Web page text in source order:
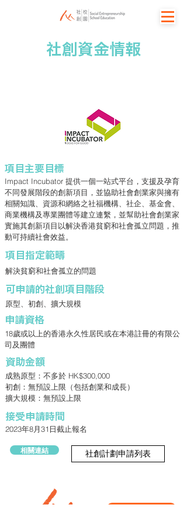
社創資金情報
項目主要目標
Impact Incubator 提供一個一站式平台，支援及孕育
不同發展階段的創新項目，並協助社會創業家與擁有
相關知識、資源和網絡之社福機構、社企、基金會、
商業機構及專業團體等建立連繫，並幫助社會創業家
實施其創新項目以解決香港貧窮和社會孤立問題，推
動可持續社會效益。
項目指定範疇
解決貧窮和社會孤立的問題
​可申請的社創項目階段
原型、初創、擴大規模
申請資格
18歲或以上的香港永久性居民或在本港註冊的有限公
司及團體
資助金額
成熟原型：不多於 HK$300,000
初創：無預設上限（包括創業和成長）
擴大規模：無預設上限
接受申請時間
2023年8月31日截止報名
相關連結 社創計劃申請列表